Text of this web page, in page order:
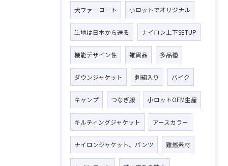
犬ファーコート 小ロットでオリジナル
生地は日本から送る ナイロン上下SETUP
機能デザイン性 雑貨品 多品種
ダウンジャケット 刺繍入り バイク
キャンプ つなぎ服 小ロットOEM生産
キルティングジャケット アースカラー
ナイロンジャケット、パンツ 難燃素材